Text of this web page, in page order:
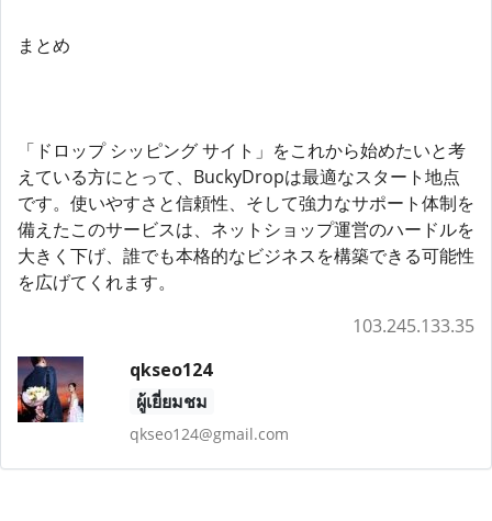
まとめ
「ドロップ シッピング サイト」をこれから始めたいと考
えている方にとって、BuckyDropは最適なスタート地点
です。使いやすさと信頼性、そして強力なサポート体制を
備えたこのサービスは、ネットショップ運営のハードルを
大きく下げ、誰でも本格的なビジネスを構築できる可能性
を広げてくれます。
103.245.133.35
qkseo124
ผู้เยี่ยมชม
qkseo124@gmail.com